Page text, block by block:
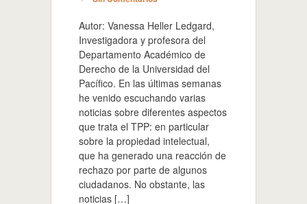
Autor: Vanessa Heller Ledgard,
Investigadora y profesora del
Departamento Académico de
Derecho de la Universidad del
Pacífico. En las últimas semanas
he venido escuchando varias
noticias sobre diferentes aspectos
que trata el TPP: en particular
sobre la propiedad intelectual,
que ha generado una reacción de
rechazo por parte de algunos
ciudadanos. No obstante, las
noticias […]